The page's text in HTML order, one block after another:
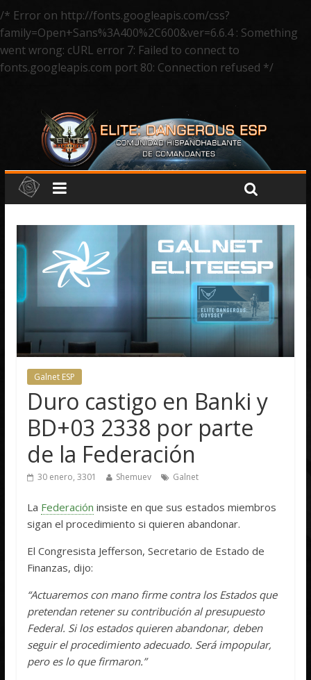
/* Error on http://fonts.googleapis.com/css?
family=Open+Sans%3A400%2C600&ver=6.6.4 : Something
went wrong: cURL error 7: Failed to connect to
fonts.googleapis.com port 80: Connection refused */
Galnet ESP
Duro castigo en Banki y
BD+03 2338 por parte
de la Federación
30 enero, 3301 Shemuev Galnet
La Federación insiste en que sus estados miembros
sigan el procedimiento si quieren abandonar.
El Congresista Jefferson, Secretario de Estado de
Finanzas, dijo:
“Actuaremos con mano firme contra los Estados que
pretendan retener su contribución al presupuesto
Federal. Si los estados quieren abandonar, deben
seguir el procedimiento adecuado. Será impopular,
pero es lo que firmaron.”